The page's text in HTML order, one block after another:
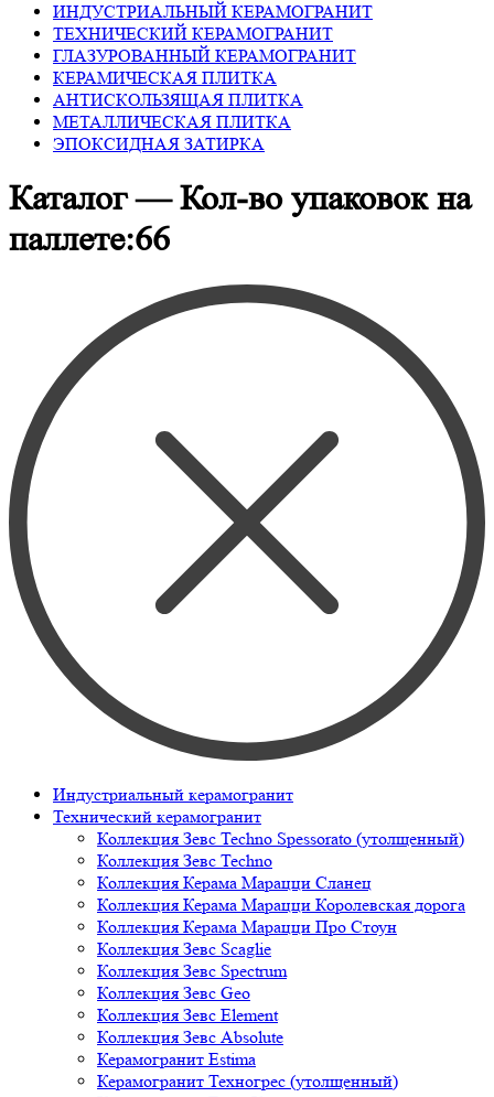
ИНДУСТРИАЛЬНЫЙ КЕРАМОГРАНИТ
ТЕХНИЧЕСКИЙ КЕРАМОГРАНИТ
ГЛАЗУРОВАННЫЙ КЕРАМОГРАНИТ
КЕРАМИЧЕСКАЯ ПЛИТКА
АНТИСКОЛЬЗЯЩАЯ ПЛИТКА
МЕТАЛЛИЧЕСКАЯ ПЛИТКА
ЭПОКСИДНАЯ ЗАТИРКА
Каталог — Кол-во упаковок на
паллете:66
Индустриальный керамогранит
Технический керамогранит
Коллекция Зевс Techno Spessorato (утолщенный)
Коллекция Зевс Techno
Коллекция Керама Марацци Сланец
Коллекция Керама Марацци Королевская дорога
Коллекция Керама Марацци Про Стоун
Коллекция Зевс Scaglie
Коллекция Зевс Spectrum
Коллекция Зевс Geo
Коллекция Зевс Element
Коллекция Зевс Absolute
Керамогранит Estima
Керамогранит Техногрес (утолщенный)